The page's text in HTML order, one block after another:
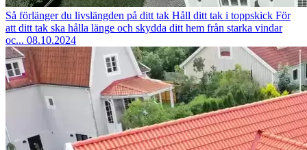
Så förlänger du livslängden på ditt tak Håll ditt tak i toppskick För
att ditt tak ska hålla länge och skydda ditt hem från starka vindar
oc... 08.10.2024